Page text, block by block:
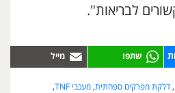
לבריאות".
, דלקת מפרקים ספחתית, מעכבי TNF
,